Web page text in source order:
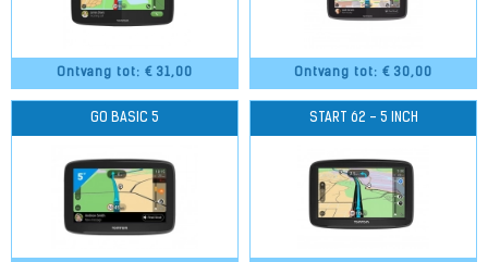
Ontvang tot: € 31,00 Ontvang tot: € 30,00
GO BASIC 5 START 62 - 5 INCH